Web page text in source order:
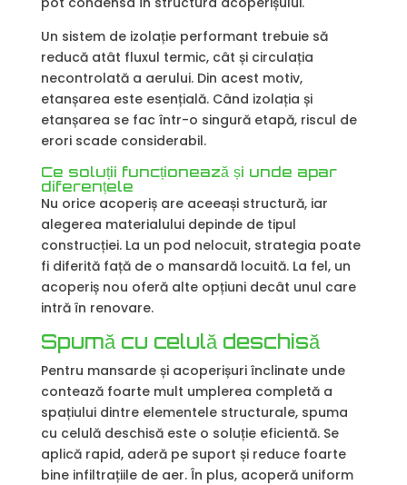
Un sistem de izolație performant trebuie să
reducă atât fluxul termic, cât și circulația
necontrolată a aerului. Din acest motiv,
etanșarea este esențială. Când izolația și
etanșarea se fac într-o singură etapă, riscul de
erori scade considerabil.
Ce soluții funcționează și unde apar
diferențele
Nu orice acoperiș are aceeași structură, iar
alegerea materialului depinde de tipul
construcției. La un pod nelocuit, strategia poate
fi diferită față de o mansardă locuită. La fel, un
acoperiș nou oferă alte opțiuni decât unul care
intră în renovare.
Spumă cu celulă deschisă
Pentru mansarde și acoperișuri înclinate unde
contează foarte mult umplerea completă a
spațiului dintre elementele structurale, spuma
cu celulă deschisă este o soluție eficientă. Se
aplică rapid, aderă pe suport și reduce foarte
bine infiltrațiile de aer. În plus, acoperă uniform